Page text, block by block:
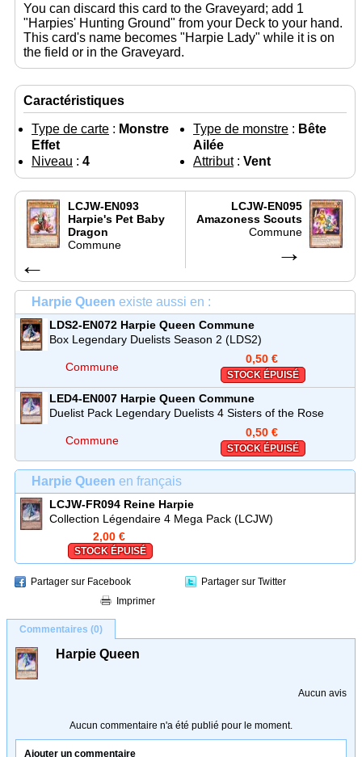
You can discard this card to the Graveyard; add 1
"Harpies' Hunting Ground" from your Deck to your hand.
This card's name becomes "Harpie Lady" while it is on
the field or in the Graveyard.
Caractéristiques
Type de carte : Monstre
Effet
Type de monstre : Bête
Ailée
Niveau : 4 Attribut: Vent
LCJW-EN093
Harpie's Pet Baby
Dragon
Commune
←
LCJW-EN095
Amazoness Scouts
Commune
→
Harpie Queen existe aussi en :
LDS2-EN072 Harpie Queen Commune
Box Legendary Duelists Season 2 (LDS2)
Commune
0,50 €
STOCK ÉPUISÉ
LED4-EN007 Harpie Queen Commune
Duelist Pack Legendary Duelists 4 Sisters of the Rose
Commune
0,50 €
STOCK ÉPUISÉ
Harpie Queen en français
LCJW-FR094 Reine Harpie
Collection Légendaire 4 Mega Pack (LCJW)
2,00 €
STOCK ÉPUISÉ
Partager sur Facebook
Partager sur Twitter
Imprimer
Commentaires (0)
Harpie Queen
Aucun avis
Aucun commentaire n'a été publié pour le moment.
Ajouter un commentaire